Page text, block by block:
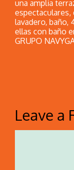
una amplia
espectaculares,
lavadero, baño,
ellas con baño
GRUPO
Leave a